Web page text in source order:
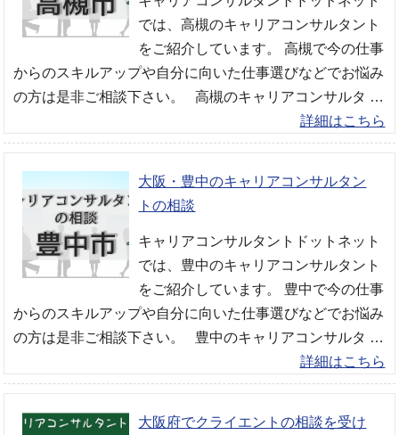
では、高槻のキャリアコンサルタント
をご紹介しています。 高槻で今の仕事
からのスキルアップや自分に向いた仕事選びなどでお悩み
の方は是非ご相談下さい。 高槻のキャリアコンサルタ …
詳細はこちら
大阪・豊中のキャリアコンサルタン
トの相談
キャリアコンサルタントドットネット
では、豊中のキャリアコンサルタント
をご紹介しています。 豊中で今の仕事
からのスキルアップや自分に向いた仕事選びなどでお悩み
の方は是非ご相談下さい。 豊中のキャリアコンサルタ …
詳細はこちら
大阪府でクライエントの相談を受け